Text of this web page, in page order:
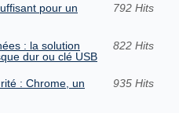
pour un
792 Hits
: la solution
dur ou clé USB
822 Hits
: Chrome, un
935 Hits